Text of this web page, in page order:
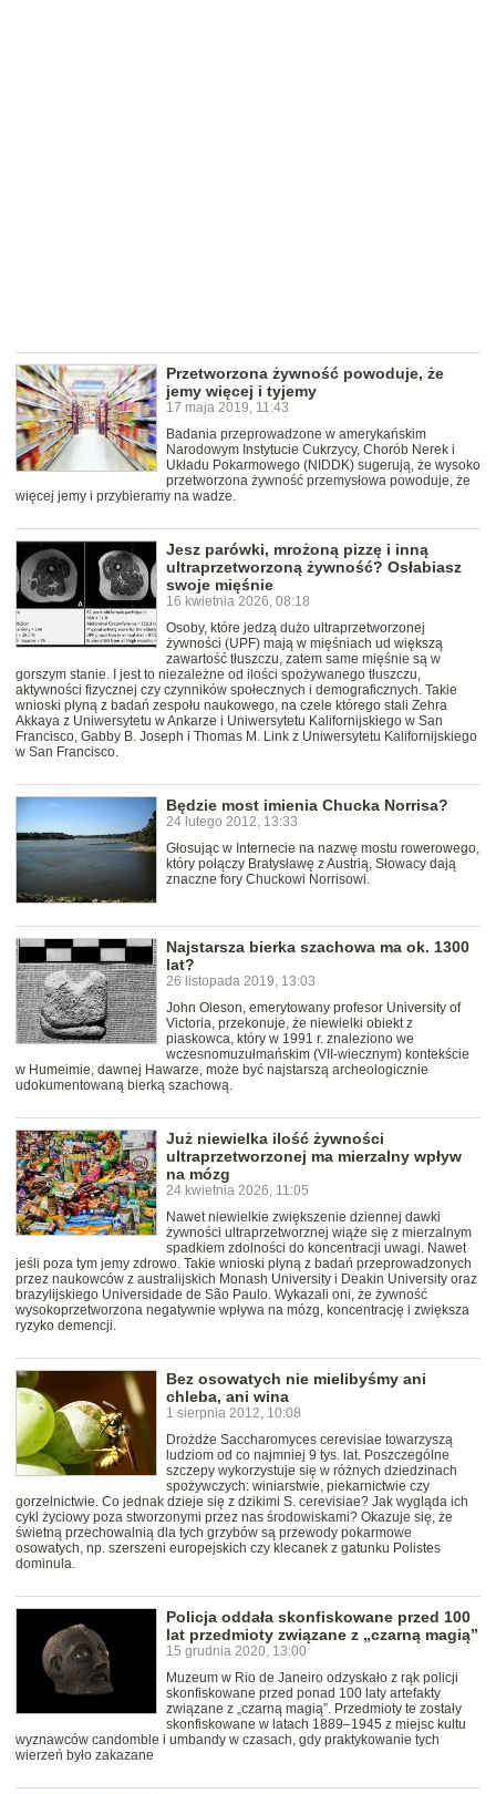
Przetworzona żywność powoduje, że
jemy więcej i tyjemy
17 maja 2019, 11:43
Badania przeprowadzone w amerykańskim
Narodowym Instytucie Cukrzycy, Chorób Nerek i
Układu Pokarmowego (NIDDK) sugerują, że wysoko
przetworzona żywność przemysłowa powoduje, że
więcej jemy i przybieramy na wadze.
Jesz parówki, mrożoną pizzę i inną
ultraprzetworzoną żywność? Osłabiasz
swoje mięśnie
16 kwietnia 2026, 08:18
Osoby, które jedzą dużo ultraprzetworzonej
żywności (UPF) mają w mięśniach ud większą
zawartość tłuszczu, zatem same mięśnie są w
gorszym stanie. I jest to niezależne od ilości spożywanego tłuszczu,
aktywności fizycznej czy czynników społecznych i demograficznych. Takie
wnioski płyną z badań zespołu naukowego, na czele którego stali Zehra
Akkaya z Uniwersytetu w Ankarze i Uniwersytetu Kalifornijskiego w San
Francisco, Gabby B. Joseph i Thomas M. Link z Uniwersytetu Kalifornijskiego
w San Francisco.
Będzie most imienia Chucka Norrisa?
24 lutego 2012, 13:33
Głosując w Internecie na nazwę mostu rowerowego,
który połączy Bratysławę z Austrią, Słowacy dają
znaczne fory Chuckowi Norrisowi.
Najstarsza bierka szachowa ma ok. 1300
lat?
26 listopada 2019, 13:03
John Oleson, emerytowany profesor University of
Victoria, przekonuje, że niewielki obiekt z
piaskowca, który w 1991 r. znaleziono we
wczesnomuzułmańskim (VII-wiecznym) kontekście
w Humeimie, dawnej Hawarze, może być najstarszą archeologicznie
udokumentowaną bierką szachową.
Już niewielka ilość żywności
ultraprzetworzonej ma mierzalny wpływ
na mózg
24 kwietnia 2026, 11:05
Nawet niewielkie zwiększenie dziennej dawki
żywności ultraprzetworznej wiąże się z mierzalnym
spadkiem zdolności do koncentracji uwagi. Nawet
jeśli poza tym jemy zdrowo. Takie wnioski płyną z badań przeprowadzonych
przez naukowców z australijskich Monash University i Deakin University oraz
brazylijskiego Universidade de São Paulo. Wykazali oni, że żywność
wysokoprzetworzona negatywnie wpływa na mózg, koncentrację i zwiększa
ryzyko demencji.
Bez osowatych nie mielibyśmy ani
chleba, ani wina
1 sierpnia 2012, 10:08
Drożdże Saccharomyces cerevisiae towarzyszą
ludziom od co najmniej 9 tys. lat. Poszczególne
szczepy wykorzystuje się w różnych dziedzinach
spożywczych: winiarstwie, piekarnictwie czy
gorzelnictwie. Co jednak dzieje się z dzikimi S. cerevisiae? Jak wygląda ich
cykl życiowy poza stworzonymi przez nas środowiskami? Okazuje się, że
świetną przechowalnią dla tych grzybów są przewody pokarmowe
osowatych, np. szerszeni europejskich czy klecanek z gatunku Polistes
dominula.
Policja oddała skonfiskowane przed 100
lat przedmioty związane z „czarną magią”
15 grudnia 2020, 13:00
Muzeum w Rio de Janeiro odzyskało z rąk policji
skonfiskowane przed ponad 100 laty artefakty
związane z „czarną magią”. Przedmioty te zostały
skonfiskowane w latach 1889–1945 z miejsc kultu
wyznawców candomble i umbandy w czasach, gdy praktykowanie tych
wierzeń było zakazane